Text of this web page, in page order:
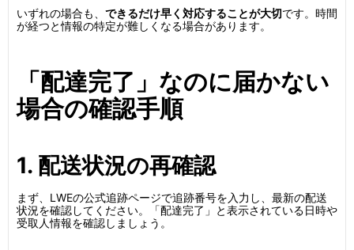
いずれの場合も、 できるだけ早く対応することが大切です。時間
が経つと情報の特定が難しくなる場合があります。
「配達完了」なのに届かない
場合の確認手順
1. 配送状況の再確認
まず、LWEの公式追跡ページで追跡番号を入力し、最新の配送
状況を確認してください。「配達完了」と表示されている日時や
受取人情報を確認しましょう。